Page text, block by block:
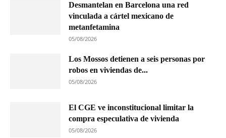
Desmantelan en Barcelona una red
vinculada a cártel mexicano de
metanfetamina
05/08/2026
Los Mossos detienen a seis personas por
robos en viviendas de...
05/08/2026
El CGE ve inconstitucional limitar la
compra especulativa de vivienda
05/08/2026